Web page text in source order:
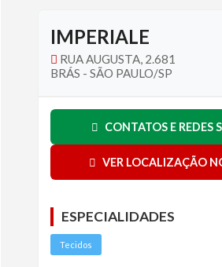
IMPERIALE
RUA AUGUSTA, 2.681
BRÁS - SÃO PAULO/SP
CONTATOS E REDES
VER LOCALIZAÇÃO
ESPECIALIDADES
Tecidos